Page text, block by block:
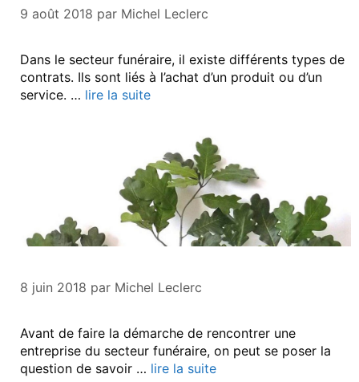
9 août 2018 par Michel Leclerc
Dans le secteur funéraire, il existe différents types de
contrats. Ils sont liés à l’achat d’un produit ou d’un
service. … lire la suite
8 juin 2018 par Michel Leclerc
Avant de faire la démarche de rencontrer une
entreprise du secteur funéraire, on peut se poser la
question de savoir … lire la suite